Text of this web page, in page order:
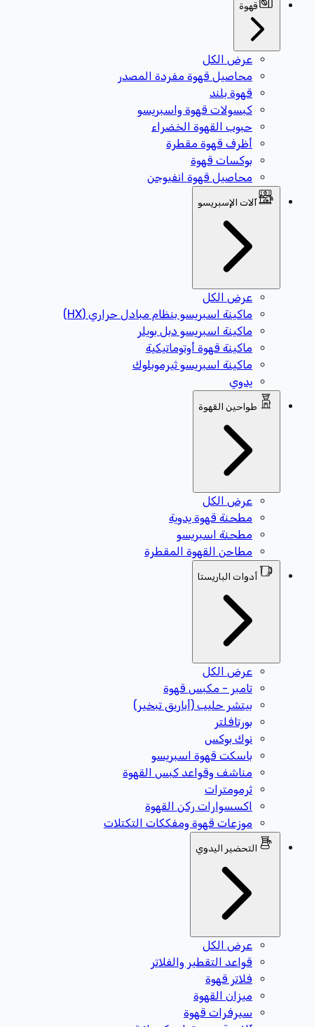
قهوة
عرض الكل
محاصيل قهوة مفردة المصدر
قهوة بلند
كبسولات قهوة واسبريسو
حبوب القهوة الخضراء
أظرف قهوة مقطرة
بوكسات قهوة
محاصيل قهوة انفيوجن
آلات الإسبريسو
عرض الكل
ماكينة اسبريسو بنظام مبادل حراري (HX)
ماكينة اسبريسو دبل بويلر
ماكينة قهوة أوتوماتيكية
ماكينة اسبريسو ثيرموبلوك
يدوي
طواحين القهوة
عرض الكل
مطحنة قهوة يدوية
مطحنة اسبريسو
مطاحن القهوة المقطرة
أدوات الباريستا
عرض الكل
تامبر - مكبس قهوة
بيتشر حليب (أباريق تبخير)
بورتافلتر
نوك بوكس
باسكت قهوة اسبريسو
مناشف وقواعد كبس القهوة
ثرمومترات
اكسسوارات ركن القهوة
موزعات قهوة ومفككات التكتلات
التحضير اليدوي
عرض الكل
قواعد التقطير والفلاتر
فلاتر قهوة
ميزان القهوة
سيرفرات قهوة